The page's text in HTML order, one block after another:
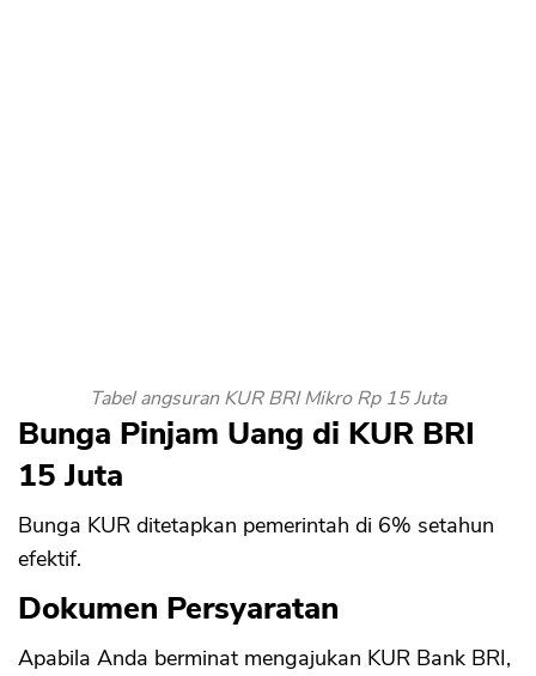
Tabel angsuran KUR BRI Mikro Rp 15 Juta
Bunga Pinjam Uang di KUR BRI
15 Juta
Bunga KUR ditetapkan pemerintah di 6% setahun
efektif.
Dokumen Persyaratan
Apabila Anda berminat mengajukan KUR Bank BRI,